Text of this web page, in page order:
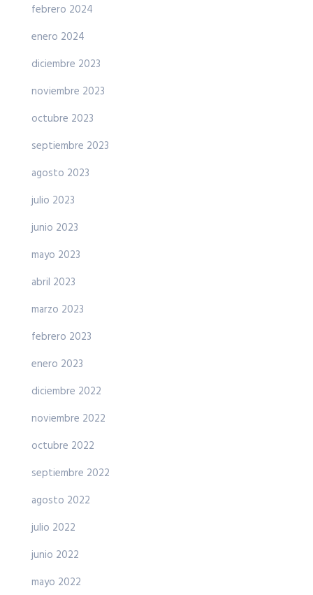
febrero 2024
enero 2024
diciembre 2023
noviembre 2023
octubre 2023
septiembre 2023
agosto 2023
julio 2023
junio 2023
mayo 2023
abril 2023
marzo 2023
febrero 2023
enero 2023
diciembre 2022
noviembre 2022
octubre 2022
septiembre 2022
agosto 2022
julio 2022
junio 2022
mayo 2022